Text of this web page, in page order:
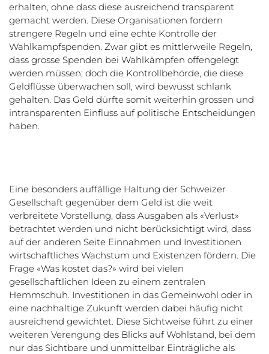
erhalten, ohne dass diese ausreichend transparent
gemacht werden. Diese Organisationen fordern
strengere Regeln und eine echte Kontrolle der
Wahlkampfspenden. Zwar gibt es mittlerweile Regeln,
dass grosse Spenden bei Wahlkämpfen offengelegt
werden müssen; doch die Kontrollbehörde, die diese
Geldflüsse überwachen soll, wird bewusst schlank
gehalten. Das Geld dürfte somit weiterhin grossen und
intransparenten Einfluss auf politische Entscheidungen
haben.
Eine besonders auffällige Haltung der Schweizer
Gesellschaft gegenüber dem Geld ist die weit
verbreitete Vorstellung, dass Ausgaben als «Verlust»
betrachtet werden und nicht berücksichtigt wird, dass
auf der anderen Seite Einnahmen und Investitionen
wirtschaftliches Wachstum und Existenzen fördern. Die
Frage «Was kostet das?» wird bei vielen
gesellschaftlichen Ideen zu einem zentralen
Hemmschuh. Investitionen in das Gemeinwohl oder in
eine nachhaltige Zukunft werden dabei häufig nicht
ausreichend gewichtet. Diese Sichtweise führt zu einer
weiteren Verengung des Blicks auf Wohlstand, bei dem
nur das Sichtbare und unmittelbar Einträgliche als